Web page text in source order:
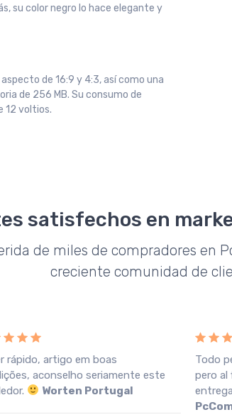
su color negro lo hace elegante y
de 16:9 y 4:3, así como una
de 256 MB. Su consumo de
12 voltios.
satisfechos en
de miles de compradores en
creciente comunidad de
rápido, artigo em boas
aconselho seriamente este
Worten Portugal
Todo
pero al